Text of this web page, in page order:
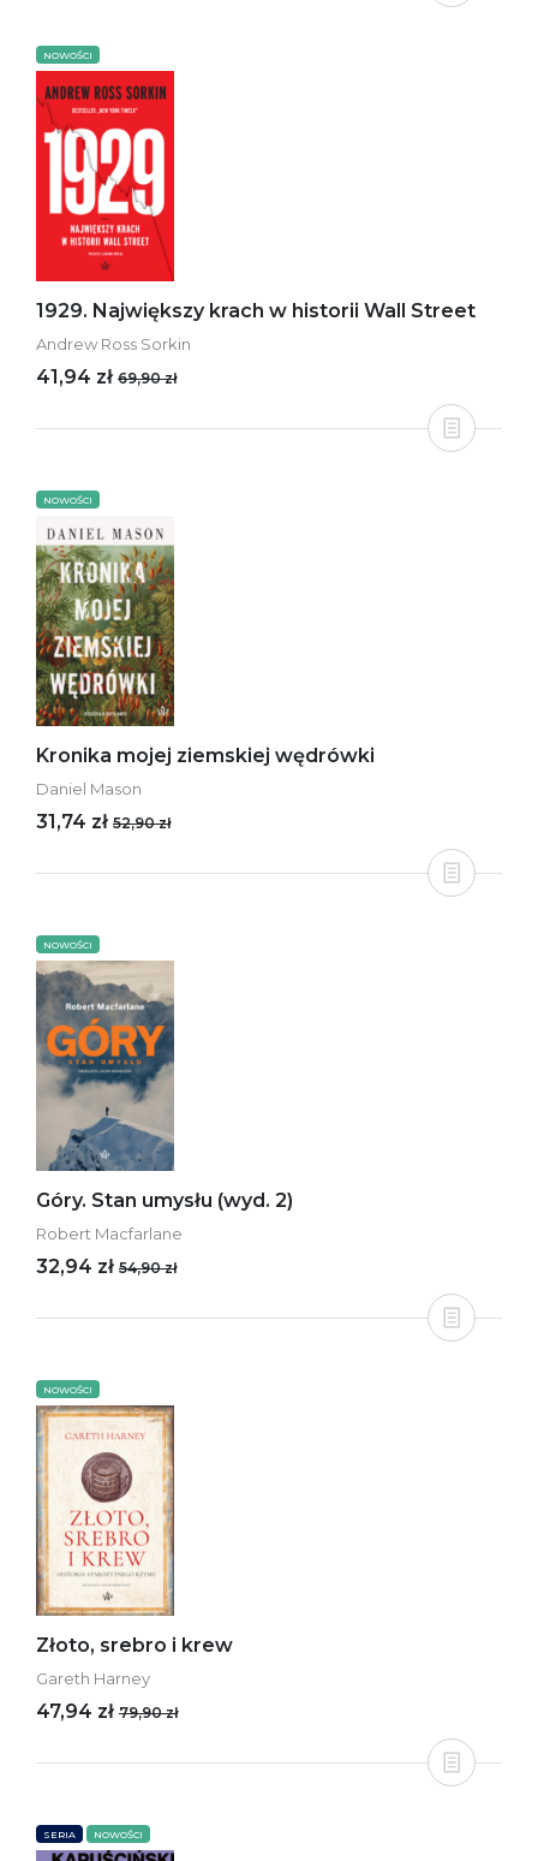
NOWOŚCI
1929. Największy krach w historii Wall Street
Andrew Ross Sorkin
41,94 zł 69,90 zł
NOWOŚCI
Kronika mojej ziemskiej wędrówki
Daniel Mason
31,74 zł 52,90 zł
NOWOŚCI
Góry. Stan umysłu (wyd. 2)
Robert Macfarlane
32,94 zł 54,90 zł
NOWOŚCI
Złoto, srebro i krew
Gareth Harney
47,94 zł 79,90 zł
SERIA NOWOŚCI